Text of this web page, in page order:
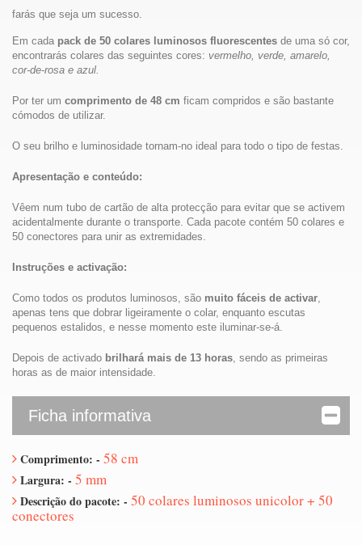
farás que seja um sucesso.
Em cada pack de 50 colares luminosos fluorescentes de uma só cor,
encontrarás colares das seguintes cores: vermelho, verde, amarelo,
cor-de-rosa e azul.
Por ter um comprimento de 48 cm ficam compridos e são bastante
cómodos de utilizar.
O seu brilho e luminosidade tornam-no ideal para todo o tipo de festas.
Apresentação e conteúdo:
Vêem num tubo de cartão de alta protecção para evitar que se activem
acidentalmente durante o transporte. Cada pacote contém 50 colares e
50 conectores para unir as extremidades.
Instruções e activação:
Como todos os produtos luminosos, são muito fáceis de activar,
apenas tens que dobrar ligeiramente o colar, enquanto escutas
pequenos estalidos, e nesse momento este iluminar-se-á.
Depois de activado brilhará mais de 13 horas, sendo as primeiras
horas as de maior intensidade.
Ficha informativa
Comprimento: - 58 cm
Largura: - 5 mm
Descrição do pacote: - 50 colares luminosos unicolor + 50
conectores